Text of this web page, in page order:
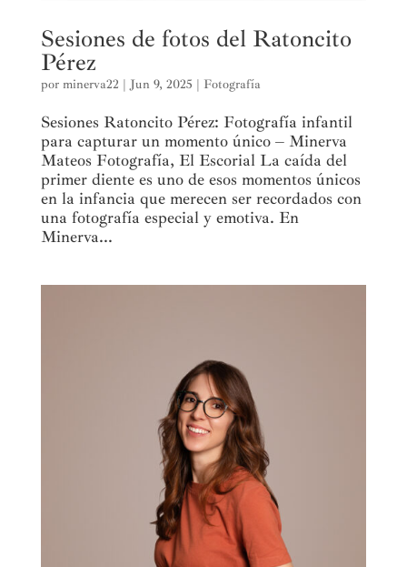
Sesiones de fotos del Ratoncito
Pérez
por minerva22 | Jun 9, 2025 | Fotografía
Sesiones Ratoncito Pérez: Fotografía infantil
para capturar un momento único – Minerva
Mateos Fotografía, El Escorial La caída del
primer diente es uno de esos momentos únicos
en la infancia que merecen ser recordados con
una fotografía especial y emotiva. En
Minerva...